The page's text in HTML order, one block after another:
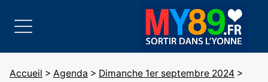
Accueil > Agenda > Dimanche 1er septembre 2024 >